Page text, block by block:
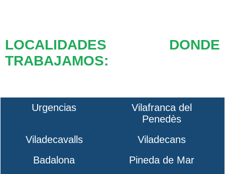
LOCALIDADES DONDE
TRABAJAMOS:
Urgencias
Vilafranca del
Penedès
Viladecavalls
Viladecans
Badalona
Pineda de Mar